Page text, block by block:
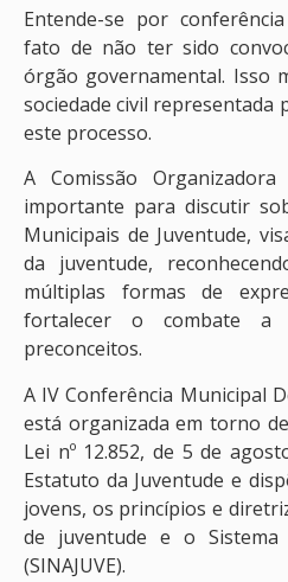
Entende-se por
fato de não ter sido
órgão governamental. Isso
sociedade civil representada
este processo.
A Comissão
importante para discutir
Municipais de Juventude,
da juventude,
múltiplas formas de
fortalecer o combate
preconceitos.
A IV Conferência Municipal
está organizada em torno
Lei nº 12.852, de 5 de
Estatuto da Juventude e
jovens, os princípios e
de juventude e o Sistema
(SINAJUVE).